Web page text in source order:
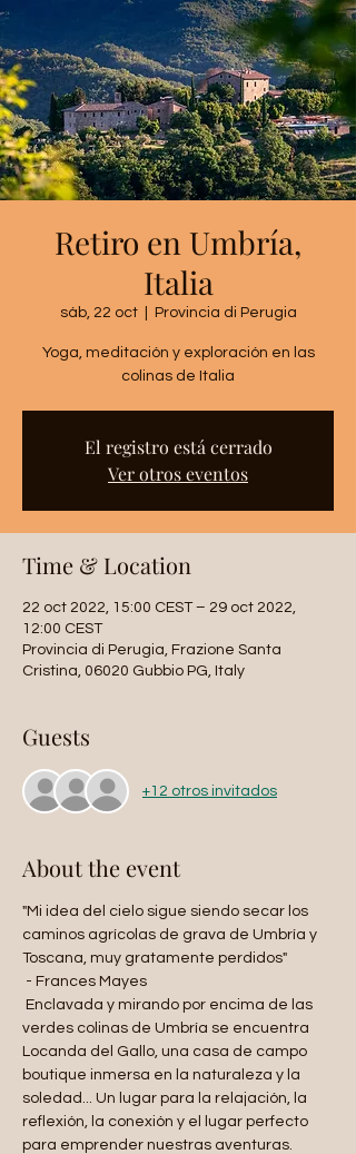
Retiro en Umbría,
Italia
sáb, 22 oct
  |
Provincia di Perugia
Yoga, meditación y exploración en las
colinas de Italia
El registro está cerrado
Ver otros eventos
Time & Location
22 oct 2022, 15:00 CEST – 29 oct 2022,
12:00 CEST
Provincia di Perugia, Frazione Santa
Cristina, 06020 Gubbio PG, Italy
Guests
+12 otros invitados
About the event
"Mi idea del cielo sigue siendo secar los
caminos agrícolas de grava de Umbría y
Toscana, muy gratamente perdidos"
- Frances Mayes
verdes colinas de Umbría se encuentra
Locanda del Gallo, una casa de campo
boutique inmersa en la naturaleza y la
soledad... Un lugar para la relajación, la
reflexión, la conexión y el lugar perfecto
para emprender nuestras aventuras.